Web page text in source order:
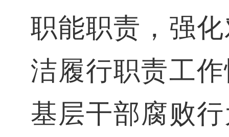
职能职责，强
洁履行职责工
基层干部腐败